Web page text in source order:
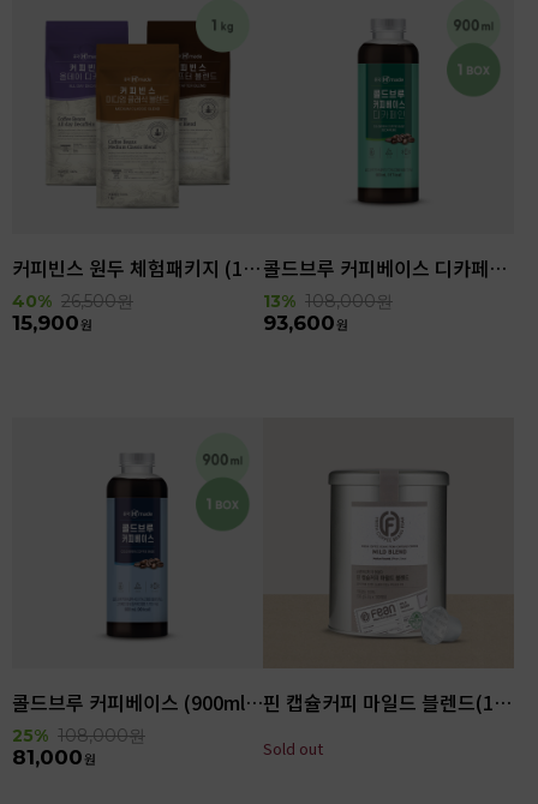
커피빈스 원두 체험패키지 (1kg)
40% 26,500원
15,900원
콜드브루 커피베이스 디카페인 (900ml x 6ea)
13% 108,000원
93,600원
콜드브루 커피베이스 (900ml x 6ea)
25% 108,000원
81,000원
핀 캡슐커피 마일드 블렌드(100입)
Sold out